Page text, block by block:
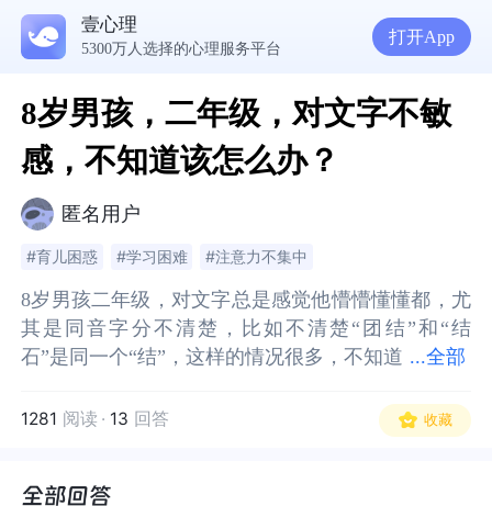
壹心理
5300万人选择的心理服务平台
打开App
8岁男孩，二年级，对文字不敏
感，不知道该怎么办？
匿名用户
#育儿困惑 #学习困难 #注意力不集中
...全部
8岁男孩二年级，对文字总是感觉他懵懵懂懂都，尤
其是同音字分不清楚，比如不清楚“团结”和“结
石”是同一个“结”，这样的情况很多，不知道
8岁男孩二年级，对文字总是感觉他懵懵懂懂都，尤
其是同音字分不清楚，比如不清楚“团结”和“结
石”是同一个“结”，这样的情况很多，不知道该怎么
1281 阅读 · 13 回答 收藏